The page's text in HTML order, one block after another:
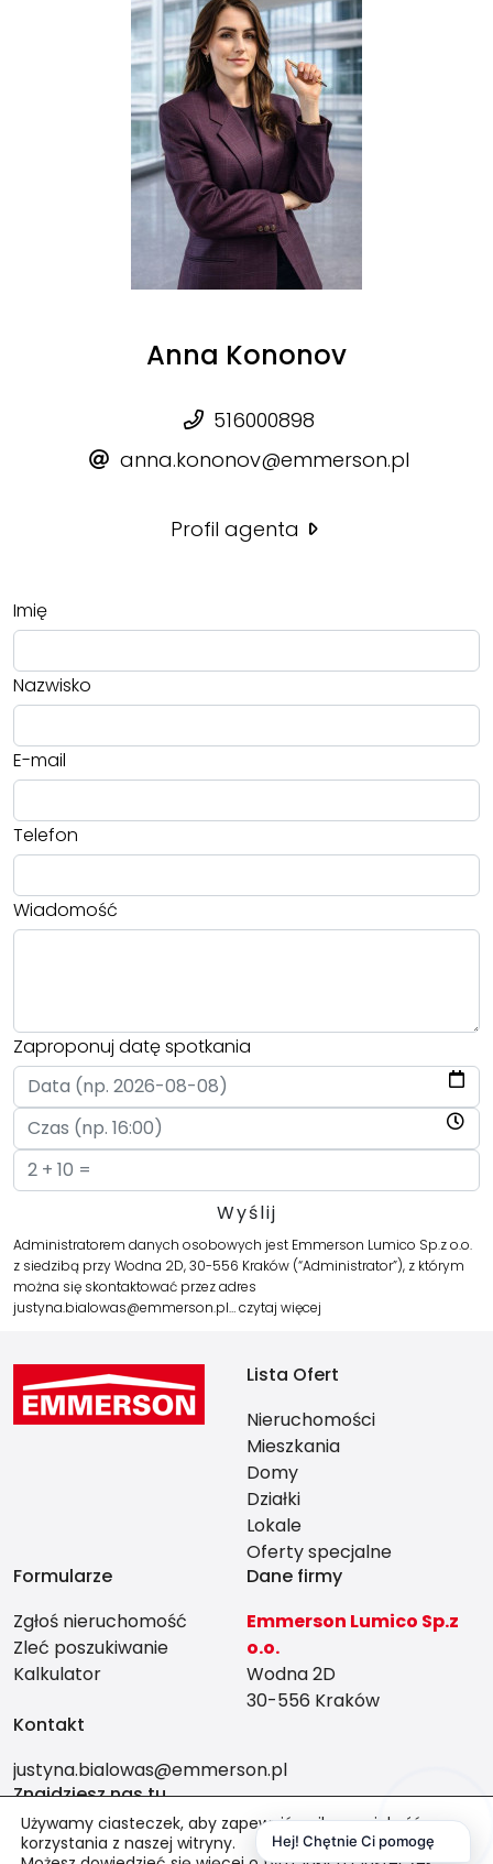
Anna Kononov
516000898
anna.kononov@emmerson.pl
Profil agenta
Imię
Nazwisko
E-mail
Telefon
Wiadomość
Zaproponuj datę spotkania
Administratorem danych osobowych jest Emmerson Lumico Sp.z o.o.
z siedzibą przy Wodna 2D, 30-556 Kraków (“Administrator”), z którym
można się skontaktować przez adres
justyna.bialowas@emmerson.pl…czytaj więcej
Lista Ofert
Nieruchomości
Mieszkania
Domy
Działki
Lokale
Oferty specjalne
Formularze
Zgłoś nieruchomość
Zleć poszukiwanie
Kalkulator
Dane firmy
Emmerson Lumico Sp.z
o.o.
Wodna 2D
30-556 Kraków
Kontakt
justyna.bialowas@emmerson.pl
Znajdziesz nas tu
Używamy ciasteczek, aby zapewnić najlepszą jakość
korzystania z naszej witryny.
Hej! Chętnie Ci pomogę